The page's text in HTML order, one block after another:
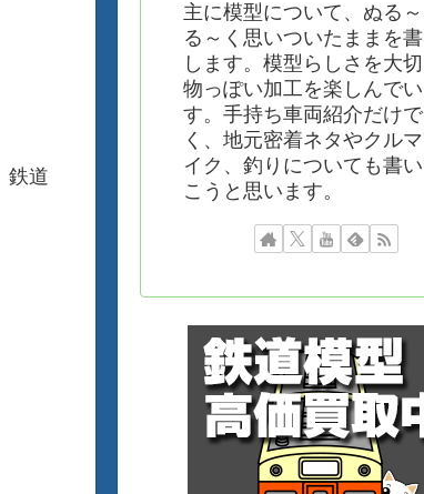
鉄道
主に模型について、ぬる
る～く思いついたままを
します。模型らしさを大
物っぽい加工を楽しんでい
す。手持ち車両紹介だけ
く、地元密着ネタやクル
イク、釣りについても書
こうと思います。